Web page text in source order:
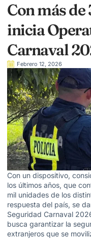
Con más
inicia
Carnaval
Febrero 12, 2026
Con un dispositivo,
los últimos años, que
mil unidades de los
respuesta del país, se
Seguridad Carnaval
busca garantizar la
extranjeros que se